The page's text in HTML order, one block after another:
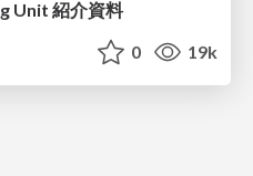
Unit 紹介資料
0 19k